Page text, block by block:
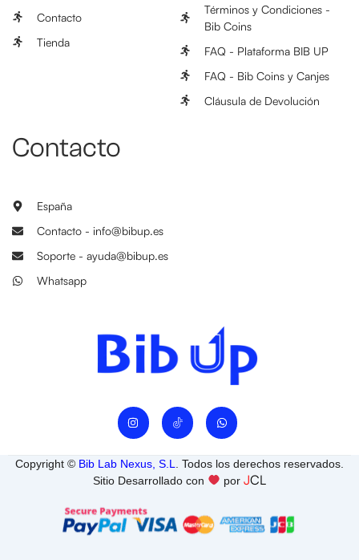
I
n
a
g
r
W
h
s
a
p
p
Contacto
Tienda
Términos y Condiciones -
Bib Coins
FAQ - Plataforma BIB UP
FAQ - Bib Coins y Canjes
Cláusula de Devolución
Contacto
España
Contacto - info@bibup.es
Soporte - ayuda@bibup.es
Whatsapp
Copyright © Bib Lab Nexus, S.L
. Todos los derechos reservados.
Sitio Desarrollado con
por JCL